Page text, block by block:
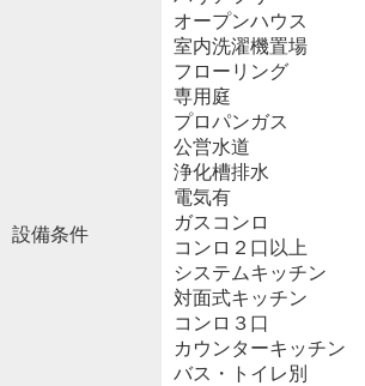
設備条件
オープンハウス
室内洗濯機置場
フローリング
専用庭
プロパンガス
公営水道
浄化槽排水
電気有
ガスコンロ
コンロ２口以上
システムキッチン
対面式キッチン
コンロ３口
カウンターキッチン
バス・トイレ別